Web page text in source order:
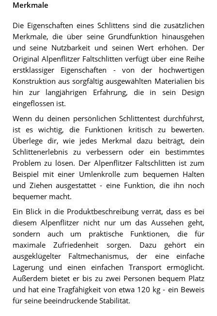
Merkmale
Die Eigenschaften eines Schlittens sind die zusätzlichen
Merkmale, die über seine Grundfunktion hinausgehen
und seine Nutzbarkeit und seinen Wert erhöhen. Der
Original Alpenflitzer Faltschlitten verfügt über eine Reihe
erstklassiger Eigenschaften - von der hochwertigen
Konstruktion aus sorgfältig ausgewählten Materialien bis
hin zur langjährigen Erfahrung, die in sein Design
eingeflossen ist.
Wenn du deinen persönlichen Schlittentest durchführst,
ist es wichtig, die Funktionen kritisch zu bewerten.
Überlege dir, wie jedes Merkmal dazu beiträgt, dein
Schlittenerlebnis zu verbessern oder ein bestimmtes
Problem zu lösen. Der Alpenflitzer Faltschlitten ist zum
Beispiel mit einer Umlenkrolle zum bequemen Halten
und Ziehen ausgestattet - eine Funktion, die ihn noch
bequemer macht.
Ein Blick in die Produktbeschreibung verrät, dass es bei
diesem Alpenflitzer nicht nur um das Aussehen geht,
sondern auch um praktische Funktionen, die für
maximale Zufriedenheit sorgen. Dazu gehört ein
ausgeklügelter Faltmechanismus, der eine einfache
Lagerung und einen einfachen Transport ermöglicht.
Außerdem bietet er bis zu zwei Personen bequem Platz
und hat eine Tragfähigkeit von etwa 120 kg - ein Beweis
für seine beeindruckende Stabilität.